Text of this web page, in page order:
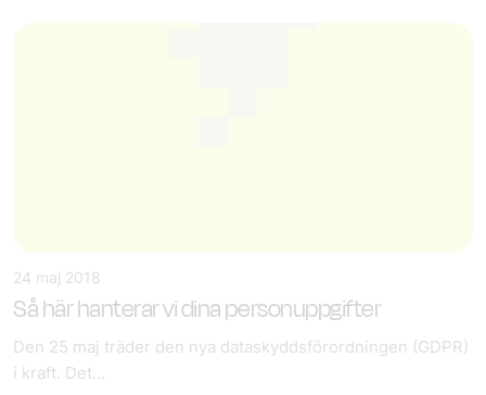
24 maj 2018
Så här hanterar vi dina personuppgifter
Den 25 maj träder den nya dataskyddsförordningen (GDPR)
i kraft. Det...